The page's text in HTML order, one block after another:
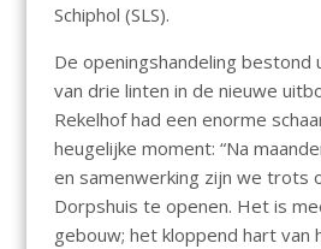
Schiphol (SLS).
De openingshandeling bestond
van drie linten in de nieuwe
Rekelhof had een enorme
heugelijke moment: “Na
en samenwerking zijn we trots
Dorpshuis te openen. Het is
gebouw; het kloppend hart